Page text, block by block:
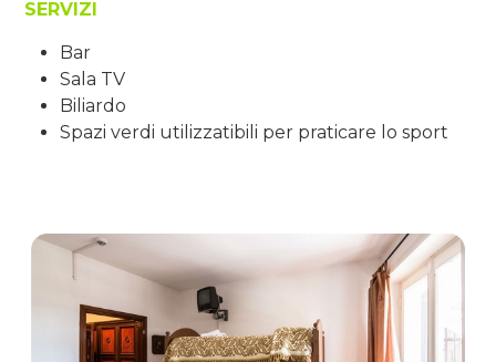
SERVIZI
Bar
Sala TV
Biliardo
Spazi verdi utilizzatibili per praticare lo sport